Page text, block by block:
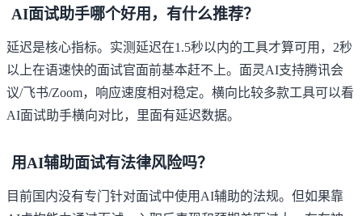
AI面试助手哪个好用，有什么推荐？
延迟是核心指标。实测延迟在1.5秒以内的工具才算可用，2秒
以上在语速快的面试官面前基本赶不上。 面灵AI支持腾讯会
议/飞书/Zoom，响应速度相对稳定。横向比较多款工具可以看
AI面试助手横向对比，里面有延迟数据。
用AI辅助面试有法律风险吗？
目前国内没有专门针对面试中使用AI辅助的法规。但如果靠